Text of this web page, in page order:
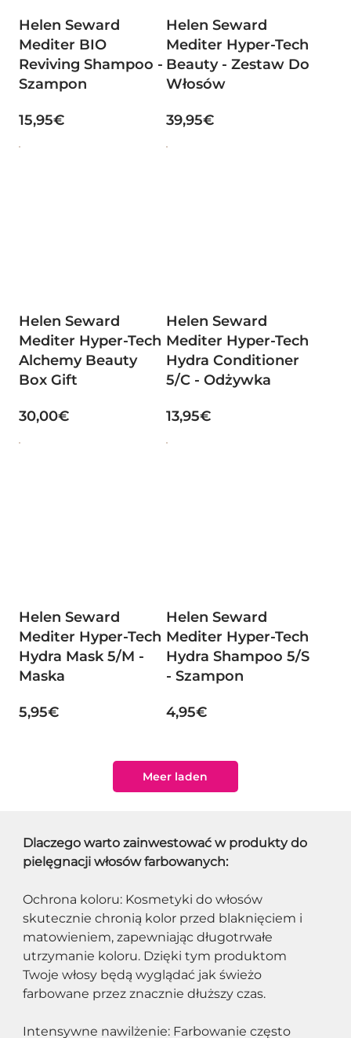
Helen Seward
Mediter BIO
Reviving Shampoo -
Szampon
15,95€
Helen Seward
Mediter Hyper-Tech
Beauty - Zestaw Do
Włosów
39,95€
Helen Seward
Mediter Hyper-Tech
Alchemy Beauty
Box Gift
30,00€
Helen Seward
Mediter Hyper-Tech
Hydra Conditioner
5/C - Odżywka
13,95€
Helen Seward
Mediter Hyper-Tech
Hydra Mask 5/M -
Maska
5,95€
Helen Seward
Mediter Hyper-Tech
Hydra Shampoo 5/S
- Szampon
4,95€
Meer laden
Dlaczego warto zainwestować w produkty do
pielęgnacji włosów farbowanych:
Ochrona koloru: Kosmetyki do włosów
skutecznie chronią kolor przed blaknięciem i
matowieniem, zapewniając długotrwałe
utrzymanie koloru. Dzięki tym produktom
Twoje włosy będą wyglądać jak świeżo
farbowane przez znacznie dłuższy czas.
Intensywne nawilżenie: Farbowanie często